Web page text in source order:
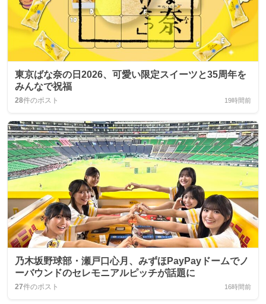
東京ばな奈の日2026、可愛い限定スイーツと35周年を
みんなで祝福
28件のポスト 19時間前
乃木坂野球部・瀬戸口心月、みずほPayPayドームでノ
ーバウンドのセレモニアルピッチが話題に
27件のポスト 16時間前